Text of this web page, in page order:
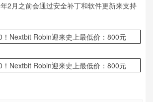
2月之前会通过安全补丁和软件更新来支持